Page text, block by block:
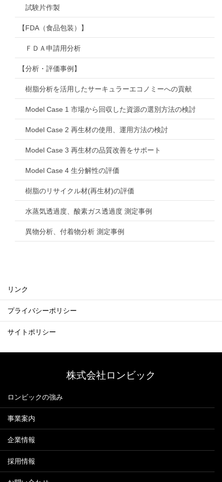
試験片作製
【FDA（食品包装）】
ＦＤＡ申請用分析
【分析・評価事例】
樹脂分析を活用したサーキュラーエコノミーへの貢献
Model Case 1 市場から回収した資源の選別方法の検討
Model Case 2 再生材の使用、運用方法の検討
Model Case 3 再生材の品質改善をサポート
Model Case 4 生分解性の評価
樹脂のリサイクル材(再生材)の評価
水蒸気透過度、酸素ガス透過度 測定事例
異物分析、付着物分析 測定事例
リンク
プライバシーポリシー
サイトポリシー
株式会社ロンビック
ロンビックの強み
事業案内
企業情報
採用情報